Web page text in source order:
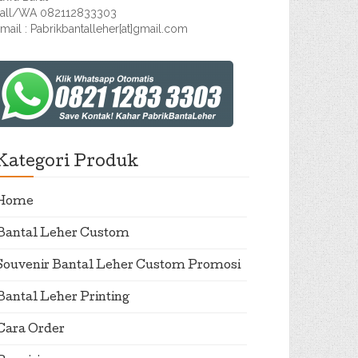
WA 082112833303
: Pabrikbantalleher[at]gmail.com
Produk
Leher Custom
Bantal Leher Custom Promosi
Leher Printing
Order